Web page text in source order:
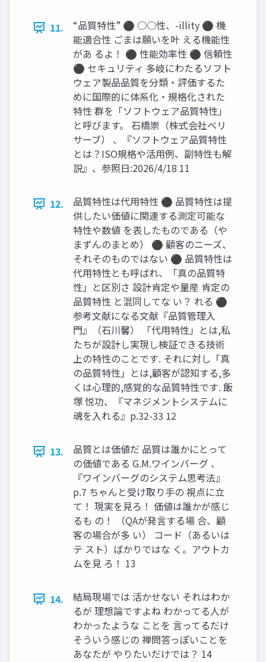
11.
“品質特性” ⚫ ○○性、-illity ⚫ 機
能適合性 ごまは願いを叶 える機能性
があ るよ！ ⚫ 性能効率性 ⚫ 信頼性
⚫ セキュリティ 多岐にわたるソフト
ウェア製品品質を分類・評価するた
めに国際的に体系化・規格化された
特性 群を「ソフトウェア品質特性」
と呼びます。 石橋崇（株式会社ベリ
サーブ） 、『ソフトウェア品質特性
とは？ISO規格や活用例、副特性も解
説』、参照日:2026/4/18 11
12.
品質特性は代用特性 ⚫ 品質特性は提
供したい価値に関連する測定可能な
特性や数値 を表したものである（や
まずんのまとめ） ⚫ 顧客のニーズ、
それそのものではない ⚫ 品質特性は
代用特性とも呼ばれ、「真の品質特
性」と区別さ 設計肯定や量産 肯定の
品質特性 と混同してな い？ れる ⚫
参考文献になる文献『品質管理入
門』（石川馨） 「代用特性」とは,私
たちが設計し実現し検証できる技術
上の特性のことです. それに対し「真
の品質特性」とは,顧客が認知する,多
くは心理的,感覚的な品質特性です. 飯
塚 悦功、『マネジメントシステムに
魂を入れる』p.32-33 12
13.
品質とは価値だ 品質は誰かにとって
の価値である G.M.ワインバーグ 、
『ワインバーグのシステム思考法』
p.7 ちゃんと受け取り手の 視点に立
て！ 現実を見ろ！ 価値は誰かが感じ
るも の！ （QAが発言する場 合、顧
客の場合が多 い） コード（あるいは
テ スト）ばかりではな く。アウトカ
ムを見 ろ！ 13
14.
結局現場では 活かせない それはわか
るが 理想論ですよね わかってる人が
わかったような ことを 言ってるだけ
そういう感じの 禅問答っぽいことを
あなたが やりたいだけでは？ 14